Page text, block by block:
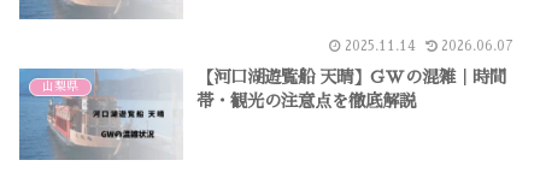
2025.11.14 2026.06.07
山梨県
【河口湖遊覧船 天晴】GWの混雑｜時間
帯・観光の注意点を徹底解説